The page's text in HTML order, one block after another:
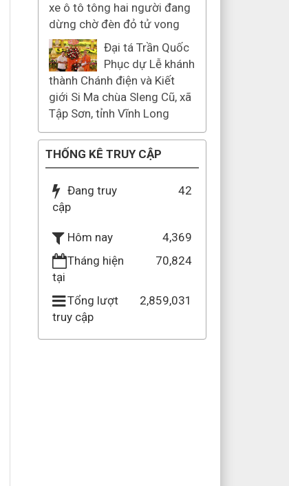
xe ô tô tông hai người đang
dừng chờ đèn đỏ tử vong
Đại tá Trần Quốc
Phục dự Lễ khánh
thành Chánh điện và Kiết
giới Si Ma chùa Sleng Cũ, xã
Tập Sơn, tỉnh Vĩnh Long
THỐNG KÊ TRUY CẬP
Đang truy
cập
42
Hôm nay
4,369
Tháng hiện
tại
70,824
Tổng lượt
truy cập
2,859,031